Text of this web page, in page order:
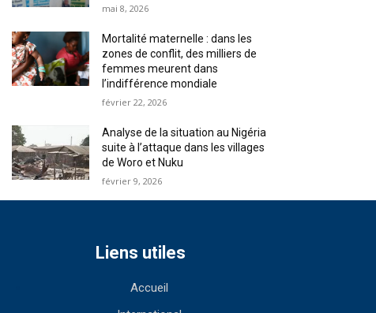
mai 8, 2026
Mortalité maternelle : dans les
zones de conflit, des milliers de
femmes meurent dans
l’indifférence mondiale
février 22, 2026
Analyse de la situation au Nigéria
suite à l’attaque dans les villages
de Woro et Nuku
février 9, 2026
Liens utiles
Accueil